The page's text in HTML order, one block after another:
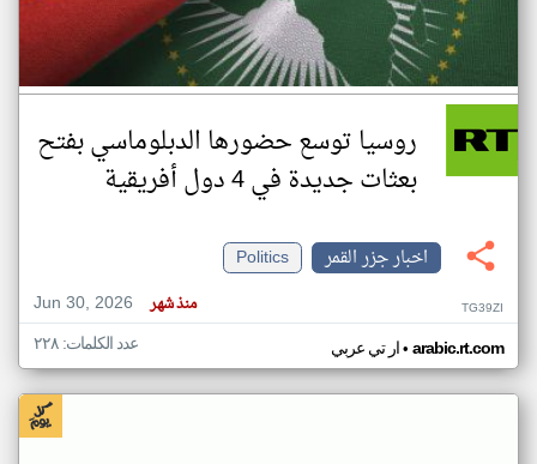
روسيا توسع حضورها الدبلوماسي بفتح
بعثات جديدة في 4 دول أفريقية
اخبار جزر القمر
Politics
Jun 30, 2026
منذ شهر TG39ZI
ار تي عربي• arabic.rt.com عدد الكلمات: ٢٢٨